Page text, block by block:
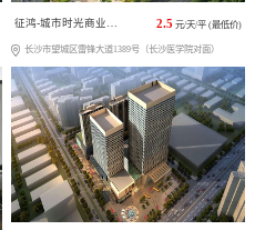
征鸿-城市时光商业广场 2.5 元/天/平 (最低价)
长沙市望城区雷锋大道1389号（长沙医学院对面）